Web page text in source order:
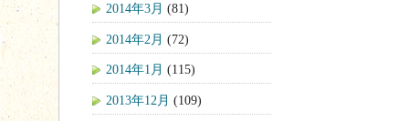
2014年3月 (81)
2014年2月 (72)
2014年1月 (115)
2013年12月 (109)